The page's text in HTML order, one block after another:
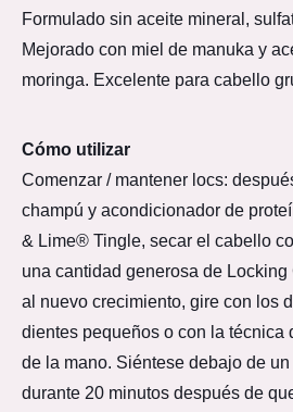
Formulado sin aceite mineral,
Mejorado con miel de manuka y
moringa. Excelente para cabello
Cómo utilizar
Comenzar / mantener locs:
champú y acondicionador de
& Lime® Tingle, secar el cabello
una cantidad generosa de
al nuevo crecimiento, gire con los
dientes pequeños o con la técnica
de la mano. Siéntese debajo de
durante 20 minutos después de